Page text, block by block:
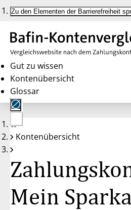
Zu den Elementen der Barrierefreiheit
Gut zu wissen
Kontenübersicht
Glossar
Keine
Konten
Kontenübersicht
Mein